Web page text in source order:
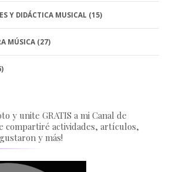
Y DIDÁCTICA MUSICAL (15)
MÚSICA (27)
y unite GRATIS a mi Canal de
compartiré actividades, artículos,
y más!